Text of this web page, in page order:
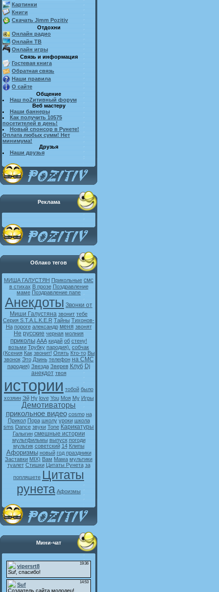
Картинки
Книги
Скачать Jimm Pozitiv
Отдохни
Онлайн радио
Онлайн ТВ
Онлайн игры
Связь и информация
Гостевая книга
Обратная связь
Наши правила
О сайте
Общение
Наш поZитивный форум
Веб мастеру
Наши баннеры
Как получить 10575
посетителей в день!
Новый спонсор в Рунете!
Оплата любых сумм! Нет
минимума!
Друзья
Наши друзья
Реклама
Облако тегов
МИША ГАЛУСТЯН Прикольные смс
в стихах В прозе Поздравление
маме Поздравление папе
Анекдоты Звонки от
Миши Галустяна звонит тебе
Серия S.T.A.L.K.E.R Тайны Тихонов-
На пороге александр меня звонят
Не русские черная молния
приколы ААА кидай об стену!
возьми Трубку пародия). собчак
(Ксения Как звонит! Опять Кто-то Вы
звонок Это Дзинь телефон на СМС
пародия) Звезда Зверев Клуб Dj
анекдот твоя
истории тобой было
хозяин Эй Ну love You Моя My Игры
Демотиваторы
прикольное видео cosmo на
Прикол Пора школу уроки школа
sms Dance звуки Tone Карикатуры
Галыгин смешные истории
мультфильмы выпуск погоди
мультик советский 14 Клипы
Афоризмы новый год праздники
Заставки MIX) Вам Мама мультики
туалет Стишки Цитаты Рунета за
попляшете Цитаты
рунета Афоизмы
Мини-чат